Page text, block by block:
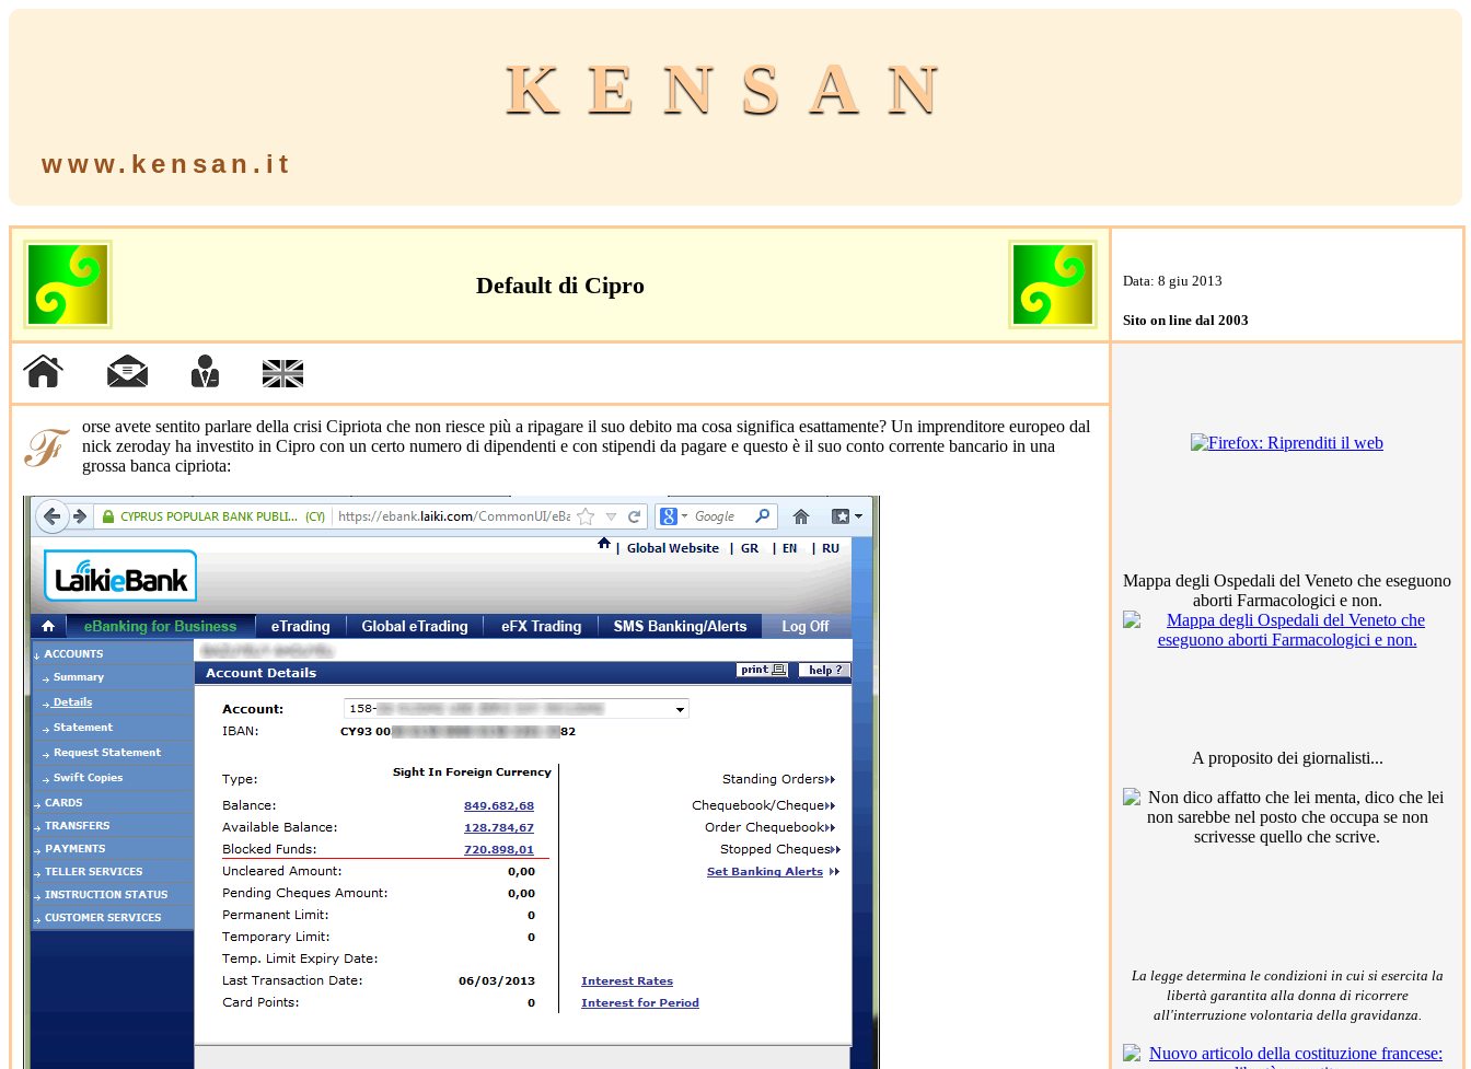
KENSAN
www.kensan.it
Default di Cipro Data: 8 giu 2013
Sito on line dal 2003
ℱorse avete sentito parlare della crisi Cipriota che non riesce più a ripagare il suo debito ma cosa significa esattamente? Un imprenditore europeo dal
nick zeroday ha investito in Cipro con un certo numero di dipendenti e con stipendi da pagare e questo è il suo conto corrente bancario in una
grossa banca cipriota:
Mappa degli Ospedali del Veneto che eseguono
aborti Farmacologici e non.
A proposito dei giornalisti...
La legge determina le condizioni in cui si esercita la
libertà garantita alla donna di ricorrere
all'interruzione volontaria della gravidanza.